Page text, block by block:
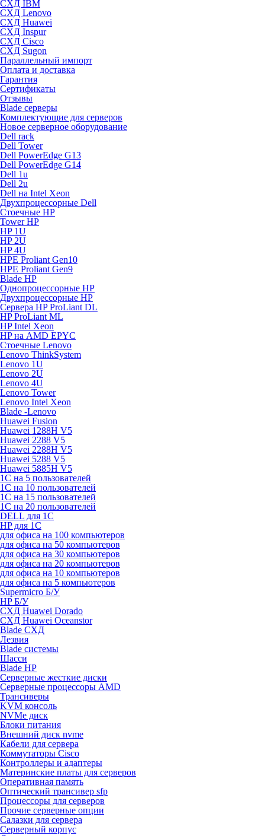
СХД IBM
СХД Lenovo
СХД Huawei
СХД Inspur
СХД Cisco
СХД Sugon
Параллельный импорт
Оплата и доставка
Гарантия
Сертификаты
Отзывы
Blade серверы
Комплектующие для серверов
Новое серверное оборудование
Dell rack
Dell Tower
Dell PowerEdge G13
Dell PowerEdge G14
Dell 1u
Dell 2u
Dell на Intel Xeon
Двухпроцессорные Dell
Стоечные HP
Tower HP
HP 1U
HP 2U
HP 4U
HPE Proliant Gen10
HPE Proliant Gen9
Blade HP
Однопроцессорные HP
Двухпроцессорные HP
Сервера HP ProLiant DL
HP ProLiant ML
HP Intel Xeon
HP на AMD EPYC
Стоечные Lenovo
Lenovo ThinkSystem
Lenovo 1U
Lenovo 2U
Lenovo 4U
Lenovo Tower
Lenovo Intel Xeon
Blade -Lenovo
Huawei Fusion
Huawei 1288H V5
Huawei 2288 V5
Huawei 2288H V5
Huawei 5288 V5
Huawei 5885H V5
1С на 5 пользователей
1С на 10 пользователей
1С на 15 пользователей
1С на 20 пользователей
DELL для 1С
HP для 1С
для офиса на 100 компьютеров
для офиса на 50 компьютеров
для офиса на 30 компьютеров
для офиса на 20 компьютеров
для офиса на 10 компьютеров
для офиса на 5 компьютеров
Supermicro Б/У
HP Б/У
СХД Huawei Dorado
СХД Huawei Oceanstor
Blade СХД
Лезвия
Blade системы
Шасси
Blade HP
Серверные жесткие диски
Серверные процессоры AMD
Трансиверы
KVM консоль
NVMe диск
Блоки питания
Внешний диск nvme
Кабели для сервера
Коммутаторы Cisco
Контроллеры и адаптеры
Материнские платы для серверов
Оперативная память
Оптический трансивер sfp
Процессоры для серверов
Прочие серверные опции
Салазки для сервера
Серверный корпус